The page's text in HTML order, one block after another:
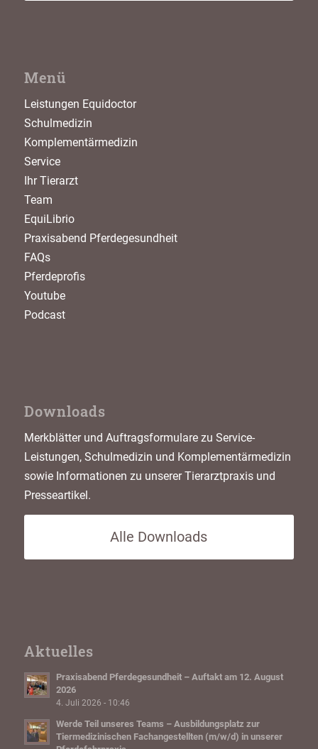
Menü
Leistungen Equidoctor
Schulmedizin
Komplementärmedizin
Service
Ihr Tierarzt
Team
EquiLibrio
Praxisabend Pferdegesundheit
FAQs
Pferdeprofis
Youtube
Podcast
Downloads
Merkblätter und Auftragsformulare zu Service-
Leistungen, Schulmedizin und Komplementärmedizin
sowie Informationen zu unserer Tierarztpraxis und
Presseartikel.
Alle Downloads
Aktuelles
Praxisabend Pferdegesundheit – Auftakt am 12. August
2026
4. Juli 2026 - 10:46
Werde Teil unseres Teams – Ausbildungsplatz zur
Tiermedizinischen Fachangestellten (m/w/d) in unserer